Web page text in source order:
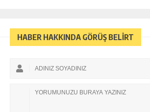
HABER HAKKINDA GÖRÜŞ BELİRT